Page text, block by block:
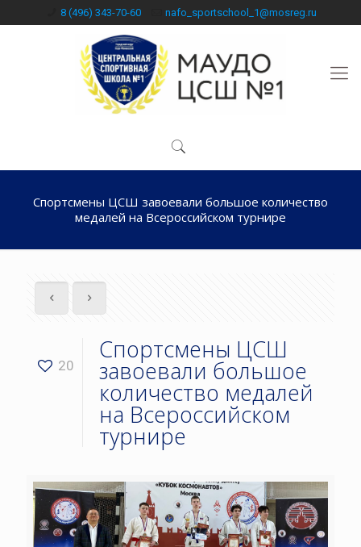
8 (496) 343-70-60 nafo_sportschool_1@mosreg.ru
Спортсмены ЦСШ завоевали большое количество
медалей на Всероссийском турнире
20
Спортсмены ЦСШ
завоевали большое
количество медалей
на Всероссийском
турнире